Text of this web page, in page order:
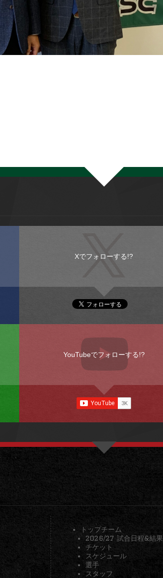
Xでフォローする!?
YouTubeでフォローする!?
トップチーム
2026/27 試合日程&結果
チケット
スケジュール
選手
スタッフ